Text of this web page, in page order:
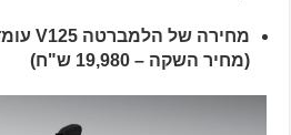
(מחיר השקה – 19,980 ש"ח)